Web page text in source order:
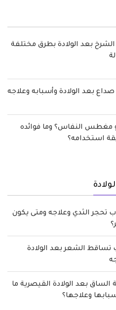
الشرخ بعد الولادة بطرق مختلفة
صداع بعد الولادة وأسبابه وعلاجه
مغطس النفاس؟ وما فوائده
استخدامه؟
تحجر الثدي وعلاجه ومتى يكون
الشعر بعد الولادة
الساق بعد الولادة القيصرية ما
وعلاجها؟